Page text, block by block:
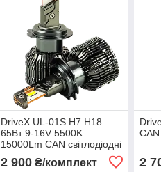
DriveX UL-01S H7 H18
65Вт 9-16V 5500K
15000Lm CAN світлодіодні
2 900₴/комплект
CAN
2